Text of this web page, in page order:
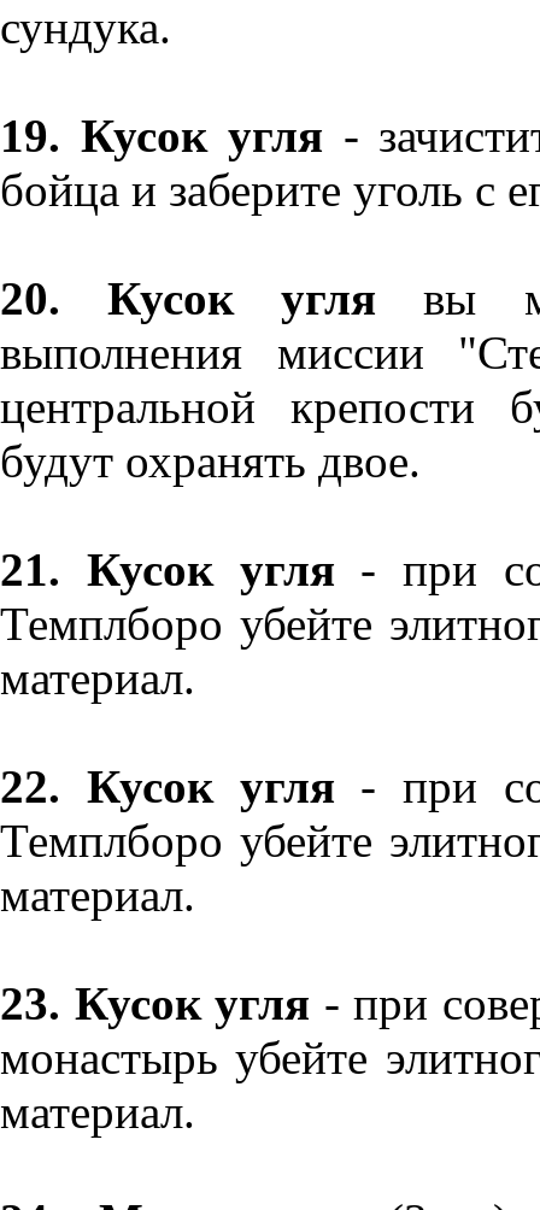
сундука.
19. Кусок угля -
бойца и заберите уголь с
20. Кусок угля вы
выполнения миссии
центральной крепости
будут охранять двое.
21. Кусок угля - при
Темплборо убейте
материал.
22. Кусок угля - при
Темплборо убейте
материал.
23. Кусок угля - при
монастырь убейте
материал.